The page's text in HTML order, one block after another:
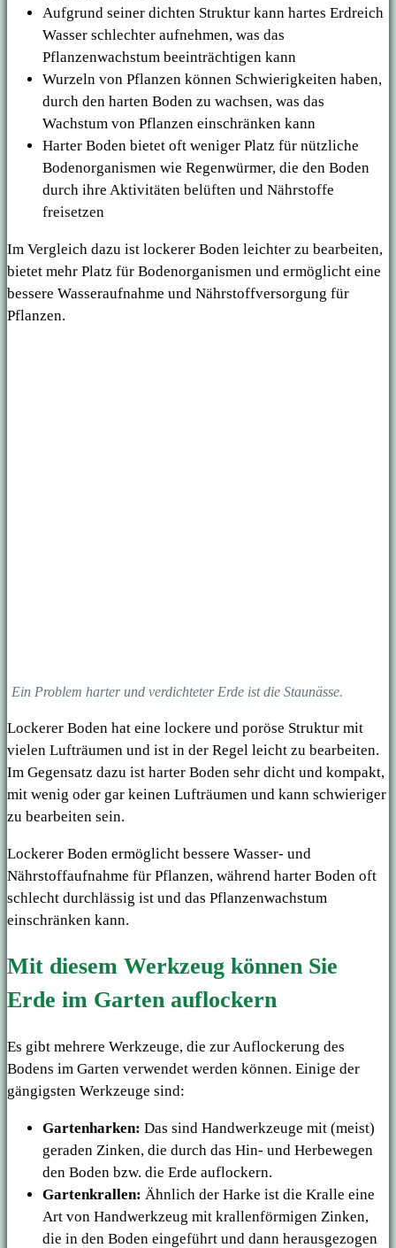
Aufgrund seiner dichten Struktur kann hartes Erdreich
Wasser schlechter aufnehmen, was das
Pflanzenwachstum beeinträchtigen kann
Wurzeln von Pflanzen können Schwierigkeiten haben,
durch den harten Boden zu wachsen, was das
Wachstum von Pflanzen einschränken kann
Harter Boden bietet oft weniger Platz für nützliche
Bodenorganismen wie Regenwürmer, die den Boden
durch ihre Aktivitäten belüften und Nährstoffe
freisetzen
Im Vergleich dazu ist lockerer Boden leichter zu bearbeiten,
bietet mehr Platz für Bodenorganismen und ermöglicht eine
bessere Wasseraufnahme und Nährstoffversorgung für
Pflanzen.
Ein Problem harter und verdichteter Erde ist die Staunässe.
Lockerer Boden hat eine lockere und poröse Struktur mit
vielen Lufträumen und ist in der Regel leicht zu bearbeiten.
Im Gegensatz dazu ist harter Boden sehr dicht und kompakt,
mit wenig oder gar keinen Lufträumen und kann schwieriger
zu bearbeiten sein.
Lockerer Boden ermöglicht bessere Wasser- und
Nährstoffaufnahme für Pflanzen, während harter Boden oft
schlecht durchlässig ist und das Pflanzenwachstum
einschränken kann.
Mit diesem Werkzeug können Sie
Erde im Garten auflockern
Es gibt mehrere Werkzeuge, die zur Auflockerung des
Bodens im Garten verwendet werden können. Einige der
gängigsten Werkzeuge sind:
Gartenharken: Das sind Handwerkzeuge mit (meist)
geraden Zinken, die durch das Hin- und Herbewegen
den Boden bzw. die Erde auflockern.
Gartenkrallen: Ähnlich der Harke ist die Kralle eine
Art von Handwerkzeug mit krallenförmigen Zinken,
die in den Boden eingeführt und dann herausgezogen